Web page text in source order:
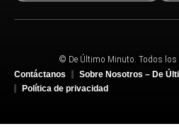
© De Último Minuto. Todos los
Contáctanos
Sobre Nosotros – De
Política de privacidad